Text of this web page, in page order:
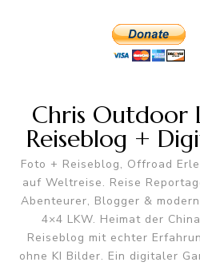
Chris Outdoor
Reiseblog +
Foto + Reiseblog, Offroad
auf Weltreise. Reise
Abenteurer, Blogger &
4×4 LKW. Heimat der
Reiseblog mit echter
ohne KI Bilder. Ein digitaler